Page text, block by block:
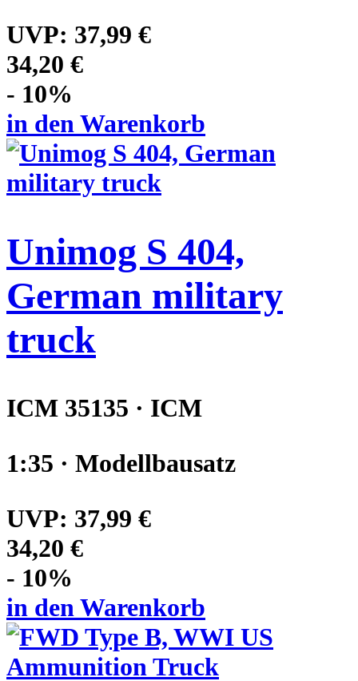
UVP: 37,99 €
34,20 €
- 10%
in den Warenkorb
Unimog S 404,
German military
truck
ICM 35135 · ICM
1:35 · Modellbausatz
UVP: 37,99 €
34,20 €
- 10%
in den Warenkorb